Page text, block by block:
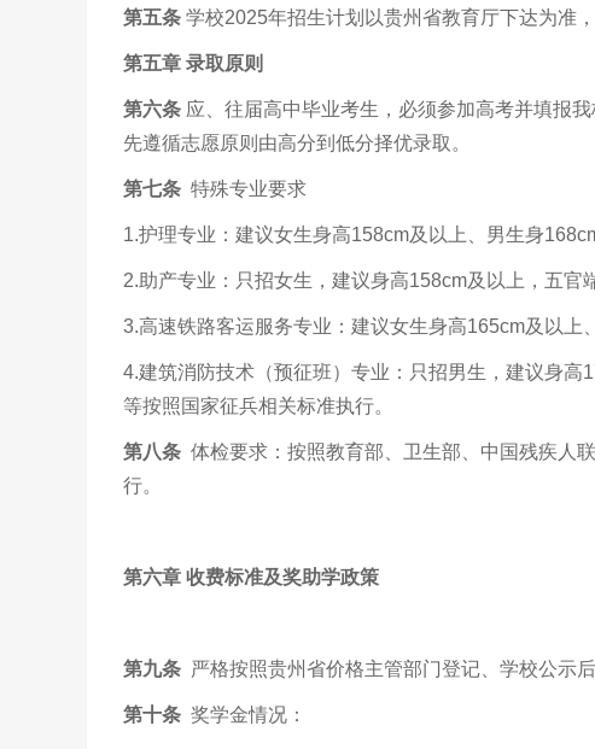
第五条 学校2025年招生计划以贵州省教育厅下达为准
第五章 录取原则
第六条 应、往届高中毕业考生，必须参加高考并填报
先遵循志愿原则由高分到低分择优录取。
第七条 特殊专业要求
1.护理专业：建议女生身高158cm及以上、男生身
2.助产专业：只招女生，建议身高158cm及以上，五官
3.高速铁路客运服务专业：建议女生身高165cm及以上
4.建筑消防技术（预征班）专业：只招男生，建议身
等按照国家征兵相关标准执行。
第八条 体检要求：按照教育部、卫生部、中国残疾人
行。
第六章 收费标准及奖助学政策
第九条 严格按照贵州省价格主管部门登记、学校公示
第十条 奖学金情况：